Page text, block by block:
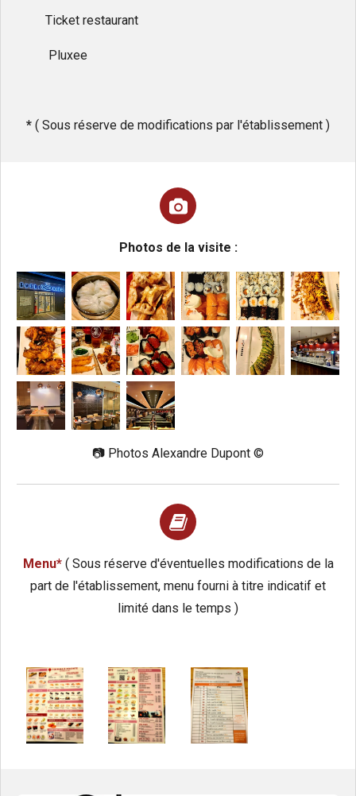
Ticket restaurant
Pluxee
* ( Sous réserve de modifications par l'établissement )
Photos de la visite :
📷 Photos Alexandre Dupont ©️
Menu* ( Sous réserve d'éventuelles modifications de la
part de l'établissement, menu fourni à titre indicatif et
limité dans le temps )